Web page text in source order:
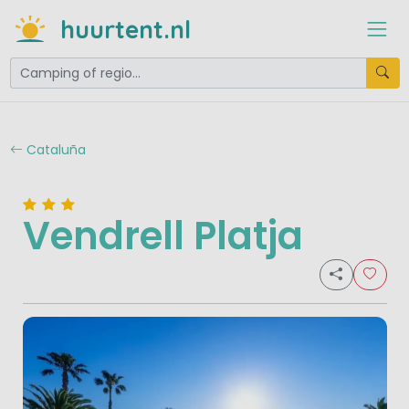
huurtent.nl
Cataluña
Vendrell Platja